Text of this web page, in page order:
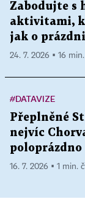
Zabodujte s
aktivitami,
jak o
24. 7. 2026 ▪ 16
#DATAVIZE
Přeplněné
nejvíc
poloprázdno
16. 7. 2026 ▪ 1 min.